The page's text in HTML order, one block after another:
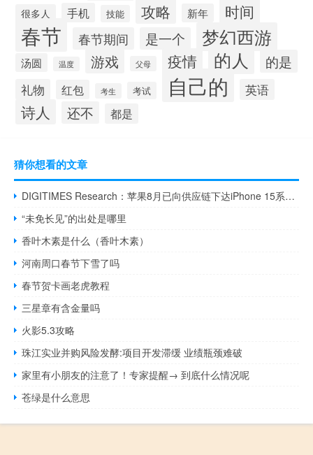
很多人 手机 技能 攻略 新年 时间
春节 春节期间 是一个 梦幻西游
汤圆 温度 游戏 父母 疫情 的人 的是
礼物 红包 考生 考试 自己的 英语
诗人 还不 都是
猜你想看的文章
DIGITIMES Research：苹果8月已向供应链下达iPhone 15系列下半年订单 总数8000-9000万部
“未免长见”的出处是哪里
香叶木素是什么（香叶木素）
河南周口春节下雪了吗
春节贺卡画老虎教程
三星章有含金量吗
火影5.3攻略
珠江实业并购风险发酵:项目开发滞缓 业绩瓶颈难破
家里有小朋友的注意了！专家提醒→ 到底什么情况呢
苍绿是什么意思